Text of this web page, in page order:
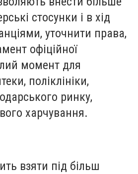
стосунки і в хід
уточнити права,
офіційної
момент для
поліклініки,
ринку,
харчування.
взяти під більш